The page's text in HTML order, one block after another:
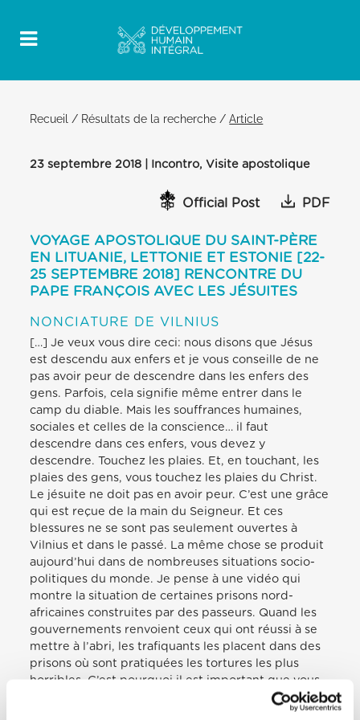
Recueil / Résultats de la recherche /Article
23 septembre 2018 | Incontro, Visite apostolique
Official Post PDF
VOYAGE APOSTOLIQUE DU SAINT-PÈRE
EN LITUANIE, LETTONIE ET ESTONIE [22-
25 SEPTEMBRE 2018] RENCONTRE DU
PAPE FRANÇOIS AVEC LES JÉSUITES
NONCIATURE DE VILNIUS
[…] Je veux vous dire ceci: nous disons que Jésus
est descendu aux enfers et je vous conseille de ne
pas avoir peur de descendre dans les enfers des
gens. Parfois, cela signifie même entrer dans le
camp du diable. Mais les souffrances humaines,
sociales et celles de la conscience… il faut
descendre dans ces enfers, vous devez y
descendre. Touchez les plaies. Et, en touchant, les
plaies des gens, vous touchez les plaies du Christ.
Le jésuite ne doit pas en avoir peur. C’est une grâce
qui est reçue de la main du Seigneur. Et ces
blessures ne se sont pas seulement ouvertes à
Vilnius et dans le passé. La même chose se produit
aujourd’hui dans de nombreuses situations socio-
politiques du monde. Je pense à une vidéo qui
montre la situation de certaines prisons nord-
africaines construites par des passeurs. Quand les
gouvernements renvoient ceux qui ont réussi à se
mettre à l’abri, les trafiquants les placent dans des
prisons où sont pratiquées les tortures les plus
horribles. C’est pourquoi il est important que vous
parliez de votre expérience de captivité. Les gens
doivent savoir ce que cela signifie. C’est bien que